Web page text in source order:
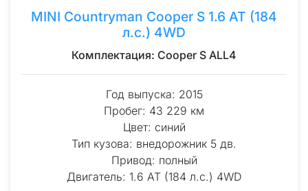
MINI Countryman Cooper S 1.6 AT (184
л.с.) 4WD
Комплектация: Cooper S ALL4
Год выпуска: 2015
Пробег: 43 229 км
Цвет: синий
Тип кузова: внедорожник 5 дв.
Привод: полный
Двигатель: 1.6 AT (184 л.с.) 4WD